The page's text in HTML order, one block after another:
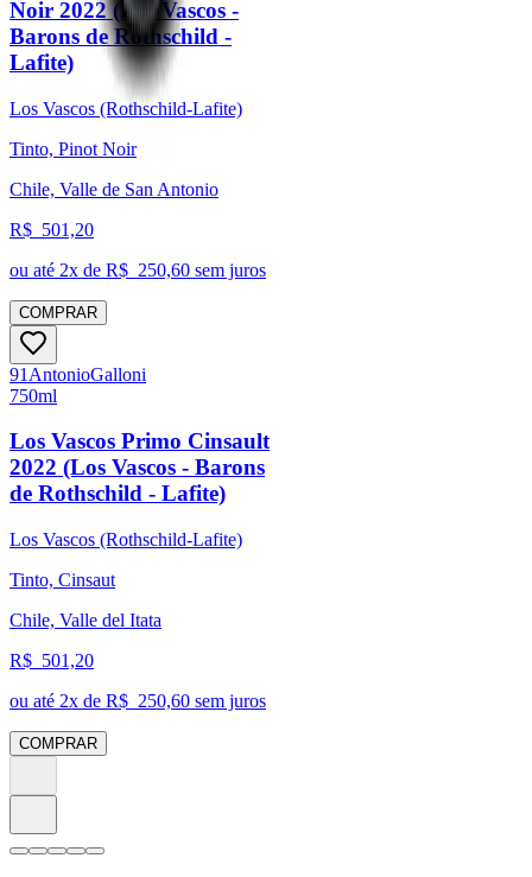
Noir 2022 (Los Vascos -
Barons de Rothschild -
Lafite)
Los Vascos (Rothschild-Lafite)
Tinto, Pinot Noir
Chile, Valle de San Antonio
R$ 501,20
ou até 2x de R$ 250,60 sem juros
COMPRAR
91 AntonioGalloni
750ml
Los Vascos Primo Cinsault
2022 (Los Vascos - Barons
de Rothschild - Lafite)
Los Vascos (Rothschild-Lafite)
Tinto, Cinsaut
Chile, Valle del Itata
R$ 501,20
ou até 2x de R$ 250,60 sem juros
COMPRAR